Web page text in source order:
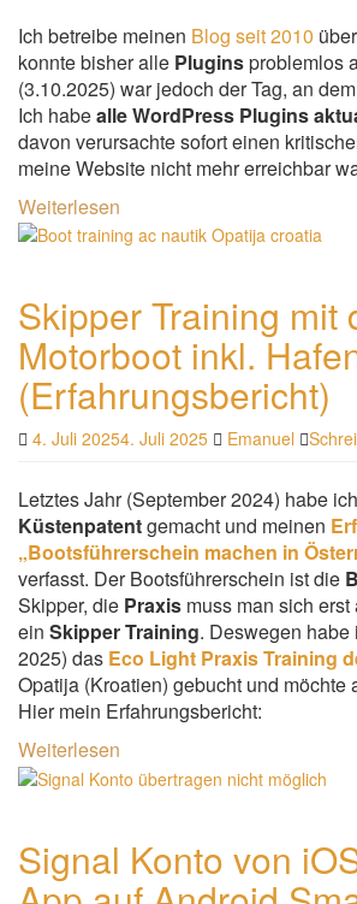
Ich betreibe meinen Blog seit 2010 über
konnte bisher alle Pluginsproblemlos
(3.10.2025) war jedoch der Tag, an
Ich habealle WordPress Plugins
davon verursachte sofort einen
meine Website nicht mehr erreichbar
Weiterlesen
Skipper Training mit
Motorboot inkl.
(Erfahrungsbericht)
4. Juli 20254. Juli 2025 Emanuel
Letztes Jahr (September 2024) habe
Küstenpatentgemacht und meinen
„Bootsführerschein machen in
verfasst. Der Bootsführerschein ist die
Skipper, die Praxis muss man sich
ein Skipper Training. Deswegen habe
2025) das Eco Light Praxis Training
Opatija (Kroatien) gebucht und möchte
Hier mein Erfahrungsbericht:
Weiterlesen
Signal Konto von